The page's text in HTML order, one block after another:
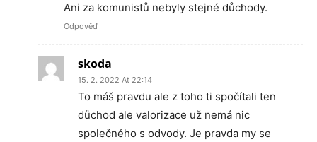
Ani za komunistů nebyly stejné důchody.
Odpověď
skoda
15. 2. 2022 At 22:14
To máš pravdu ale z toho ti spočítali ten
důchod ale valorizace už nemá nic
společného s odvody. Je pravda my se